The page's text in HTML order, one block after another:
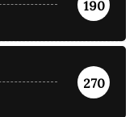
190
270